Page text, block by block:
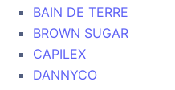
BAIN DE TERRE
BROWN SUGAR
CAPILEX
DANNYCO